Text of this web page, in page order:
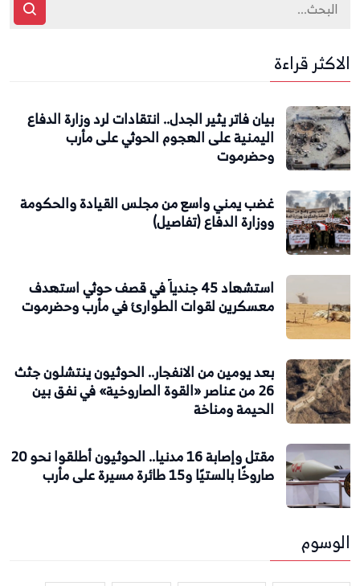
الاكثر قراءة
بيان فاتر يثير الجدل.. انتقادات لرد وزارة الدفاع
اليمنية على الهجوم الحوثي على مأرب
وحضرموت
غضب يمني واسع من مجلس القيادة والحكومة
ووزارة الدفاع (تفاصيل)
استشهاد 45 جندياً في قصف حوثي استهدف
معسكرين لقوات الطوارئ في مأرب وحضرموت
بعد يومين من الانفجار.. الحوثيون ينتشلون جثث
26 من عناصر «القوة الصاروخية» في نفق بين
الحيمة ومناخة
مقتل وإصابة 16 مدنيا.. الحوثيون أطلقوا نحو 20
صاروخًا بالستيًا و15 طائرة مسيرة على مأرب
الوسوم